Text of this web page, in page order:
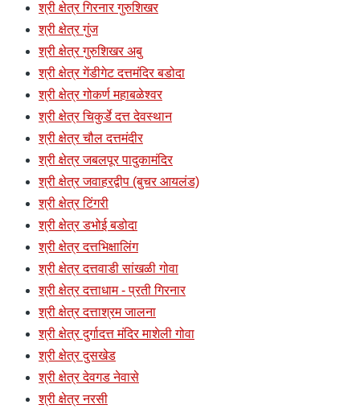
श्री क्षेत्र गिरनार गुरुशिखर
श्री क्षेत्र गुंज
श्री क्षेत्र गुरुशिखर अबु
श्री क्षेत्र गेंडीगेट दत्तमंदिर बडोदा
श्री क्षेत्र गोकर्ण महाबळेश्वर
श्री क्षेत्र चिकुर्डे दत्त देवस्थान
श्री क्षेत्र चौल दत्तमंदीर
श्री क्षेत्र जबलपूर पादुकामंदिर
श्री क्षेत्र जवाहरद्वीप (बुचर आयलंड)
श्री क्षेत्र टिंगरी
श्री क्षेत्र डभोई बडोदा
श्री क्षेत्र दत्तभिक्षालिंग
श्री क्षेत्र दत्तवाडी सांखळी गोवा
श्री क्षेत्र दत्ताधाम - प्रती गिरनार
श्री क्षेत्र दत्ताश्रम जालना
श्री क्षेत्र दुर्गादत्त मंदिर माशेली गोवा
श्री क्षेत्र दुसखेड
श्री क्षेत्र देवगड नेवासे
श्री क्षेत्र नरसी